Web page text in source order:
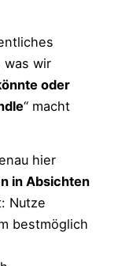
was wir
oder
“ macht
hier
in Absichten
Nutze
bestmöglich